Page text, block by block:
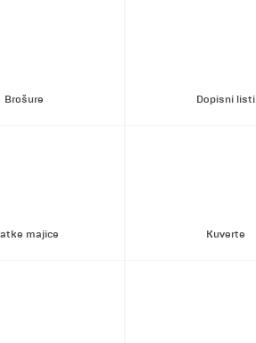
Brošure Dopisni listi
majice Kuverte